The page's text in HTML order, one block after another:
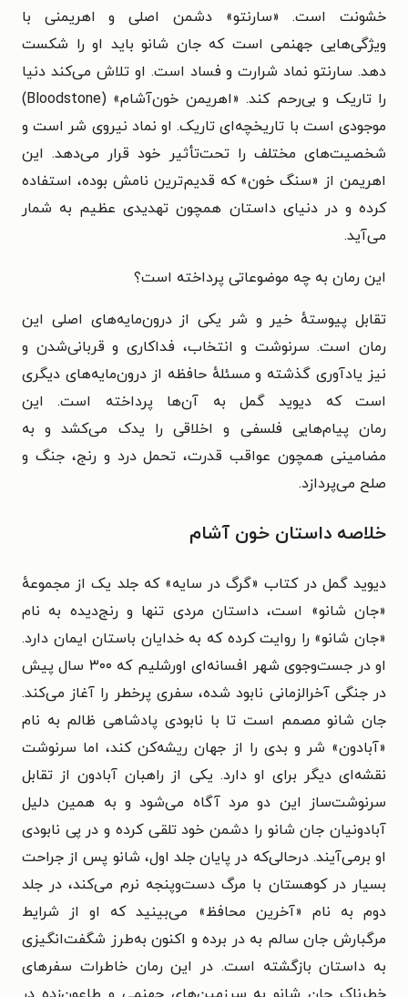
خشونت است. «سارنتو» دشمن اصلی و اهریمنی با
ویژگی‌هایی جهنمی است که جان شانو باید او را شکست
دهد. سارنتو نماد شرارت و فساد است. او تلاش می‌کند دنیا
را تاریک و بی‌رحم کند. «
اهریمن خون‌آشام» (Bloodstone)
موجودی است با تاریخچه‌ای تاریک. او نماد نیروی شر است و
شخصیت‌های مختلف را تحت‌تأثیر خود قرار می‌دهد. این
اهریمن از «سنگ خون» که قدیم‌ترین نامش بوده، استفاده
کرده و در دنیای داستان همچون تهدیدی عظیم به شمار
می‌آید.
این رمان به چه موضوعاتی پرداخته است؟
تقابل پیوستهٔ خیر و شر یکی از درون‌مایه‌های اصلی این
رمان است. سرنوشت و انتخاب، فداکاری و قربانی‌شدن و
نیز یادآوری گذشته و مسئلهٔ حافظه از درون‌مایه‌های دیگری
است که دیوید گمل به آن‌ها پرداخته است. این
رمان پیام‌هایی فلسفی و اخلاقی را یدک می‌کشد و به
مضامینی همچون عواقب قدرت، تحمل درد و رنج،جنگ و
صلح می‌پردازد.
خلاصه داستان خون آشام
دیوید گمل در کتاب «گرگ در سایه» که جلد یک از مجموعهٔ
«جان شانو» است،داستان مردی تنها و رنج‌دیده به نام
«جان شانو» را روایت کرده که به خدایان باستان ایمان دارد.
او در جست‌‎وجوی شهر افسانه‌ای اورشلیم که ۳۰۰ سال پیش
در جنگی آخرالزمانی نابود شده، سفری پرخطر را آغاز می‌کند.
جان شانو مصمم است تا با نابودی پادشاهی ظالم به نام
«آبادون» شر و بدی را از جهان ریشه‌کن کند، اما سرنوشت
نقشه‌ای دیگر برای او دارد. یکی از راهبان آبادون از تقابل
سرنوشت‌ساز این دو مرد آگاه می‌شود و به همین دلیل
آبادونیان جان شانو را دشمن خود تلقی کرده و در پی نابودی
او برمی‌آیند.درحالی‌که در پایان جلد اول، شانو پس از جراحت
بسیار در کوهستان با مرگ دست‌وپنجه نرم می‌کند، در جلد
دوم به نام «آخرین محافظ» می‌بینید که او از شرایط
مرگبارش جان سالم به در برده و اکنون به‌طرز شگفت‌انگیزی
به داستان بازگشته است. در این رمان خاطرات سفرهای